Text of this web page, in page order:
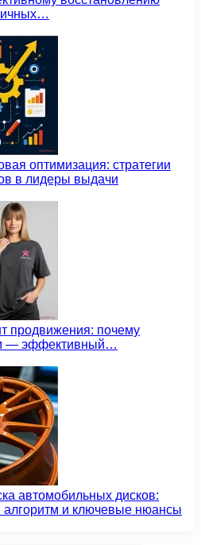
оптимизация: стратегии
в лидеры выдачи
продвижения: почему
— эффективный…
автомобильных дисков:
и ключевые нюансы